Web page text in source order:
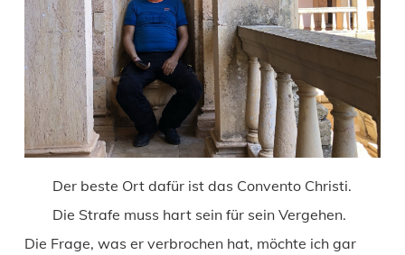
Der beste Ort dafür ist das Convento Christi.
Die Strafe muss hart sein für sein Vergehen.
Die Frage, was er verbrochen hat, möchte ich gar